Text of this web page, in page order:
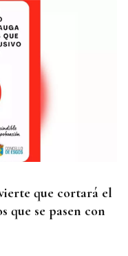
de Iberdrola
personalidades en
que cortará el
que se pasen con